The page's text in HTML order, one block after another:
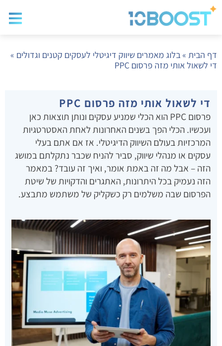
דף הבית »בלוג מאמרים שיווק דיגיטלי לעסקים קטנים וגדולים »
די לשאול אותי מזה פרסום PPC
די לשאול אותי מזה פרסום PPC
פרסום PPC הוא הכלי שמניע עסקים ונותן תוצאות כאן
ועכשיו. הכלי הפך בשנים האחרונות לאחת האסטרטגיות
המרכזיות בעולם השיווק הדיגיטלי. אז אם אתם בעלי
עסקים או מנהלי שיווק, סביר להניח שכבר נתקלתם במושג
הזה – אבל מה זה באמת אומר, ואיך זה עובד? במאמר
הזה נעמיק בכל היתרונות, האתגרים והדקויות של שיטת
הפרסום שבה משלמים רק כשקליק של משתמש מתבצע.